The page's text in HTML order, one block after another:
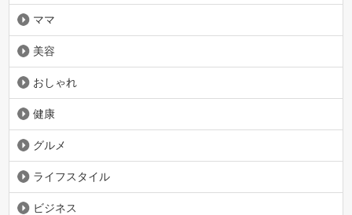
ママ
美容
おしゃれ
健康
グルメ
ライフスタイル
ビジネス